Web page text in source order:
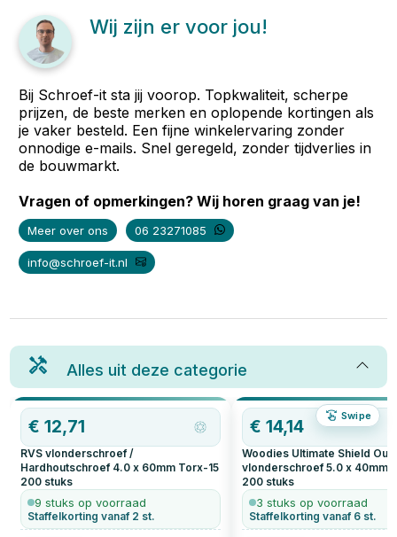
Wij zijn er voor jou!
Bij Schroef-it sta jij voorop. Topkwaliteit, scherpe
prijzen, de beste merken en oplopende kortingen als
je vaker besteld. Een fijne winkelervaring zonder
onnodige e-mails. Snel geregeld, zonder tijdverlies in
de bouwmarkt.
Vragen of opmerkingen? Wij horen graag van je!
Meer over ons 06 23271085
info@schroef-it.nl
Alles uit deze categorie
Swipe
€12,71
RVS vlonderschroef /
Hardhoutschroef 4.0 x 60mm Torx-15
200 stuks
9 stuks op voorraad
Staffelkorting vanaf 2 st.
€14,14
Woodies Ultimate Shield
vlonderschroef 5.0 x 40mm
200 stuks
3 stuks op voorraad
Staffelkorting vanaf 6 st.